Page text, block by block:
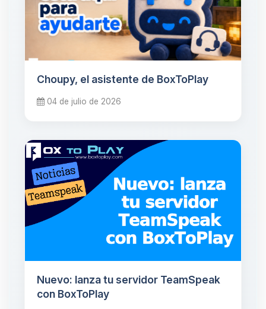
Choupy, el asistente de BoxToPlay
04 de julio de 2026
Nuevo: lanza tu servidor TeamSpeak
con BoxToPlay